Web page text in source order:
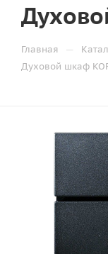
Главная —
Духовой шкаф